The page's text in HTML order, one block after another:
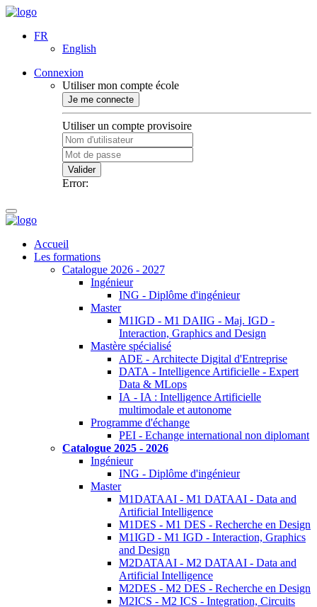
FR
English
Connexion
Utiliser mon compte école
Je me connecte
Utiliser un compte provisoire
Valider
Error:
Accueil
Les formations
Catalogue 2026 - 2027
Ingénieur
ING - Diplôme d'ingénieur
Master
M1IGD - M1 DAIIG - Maj. IGD -
Interaction, Graphics and Design
Mastère spécialisé
ADE - Architecte Digital d'Entreprise
DATA - Intelligence Artificielle - Expert
Data & MLops
IA - IA : Intelligence Artificielle
multimodale et autonome
Programme d'échange
PEI - Echange international non diplomant
Catalogue 2025 - 2026
Ingénieur
ING - Diplôme d'ingénieur
Master
M1DATAAI - M1 DATAAI - Data and
Artificial Intelligence
M1DES - M1 DES - Recherche en Design
M1IGD - M1 IGD - Interaction, Graphics
and Design
M2DATAAI - M2 DATAAI - Data and
Artificial Intelligence
M2DES - M2 DES - Recherche en Design
M2ICS - M2 ICS - Integration, Circuits